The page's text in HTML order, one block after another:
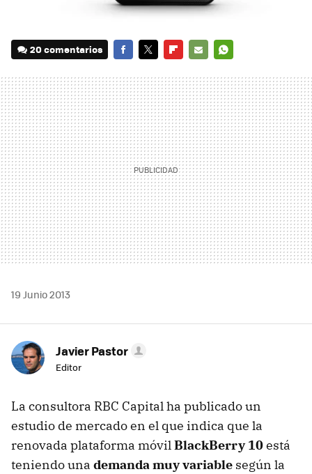
20 comentarios
MAIL
19 Junio 2013
Javier Pastor
Editor
La consultora RBC Capital ha publicado un
estudio de mercado en el que indica que la
renovada plataforma móvilBlackBerry 10está
teniendo una demanda muy variable según la